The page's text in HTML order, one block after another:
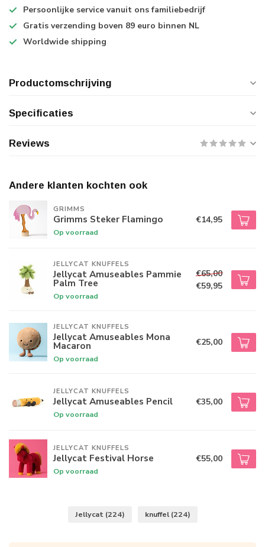
Persoonlijke service vanuit ons familiebedrijf
Gratis verzending boven 89 euro binnen NL
Worldwide shipping
Productomschrijving
Specificaties
Reviews
Andere klanten kochten ook
GRIMMS
Grimms Steker Flamingo
Op voorraad
€14,95
JELLYCAT KNUFFELS
Jellycat Amuseables Pammie
Palm Tree
Op voorraad
€65,00
€59,95
JELLYCAT KNUFFELS
Jellycat Amuseables Mona
Macaron
Op voorraad
€25,00
JELLYCAT KNUFFELS
Jellycat Amuseables Pencil
Op voorraad
€35,00
JELLYCAT KNUFFELS
Jellycat Festival Horse
Op voorraad
€55,00
Jellycat (224) knuffel (224)